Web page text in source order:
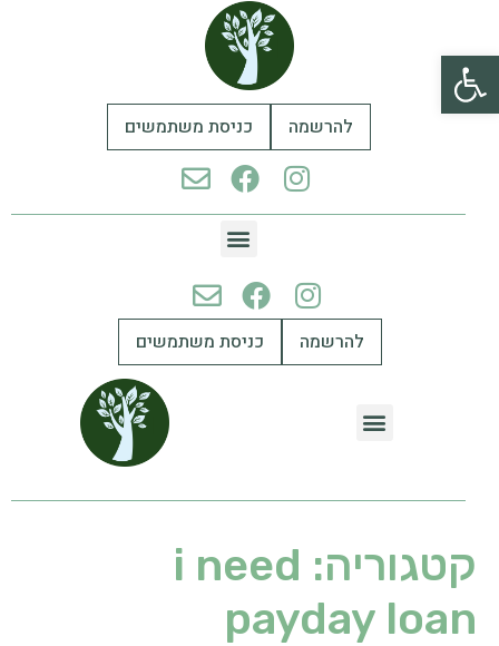
פתח סרגל נגישות
להרשמה כניסת משתמשים
להרשמה כניסת משתמשים
קטגוריה: i need
payday loan